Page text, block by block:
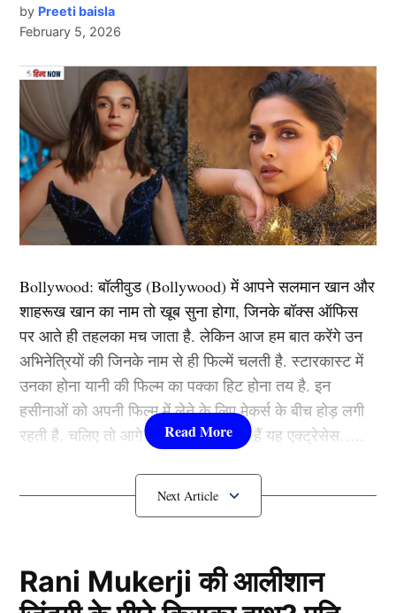
View this post on Instagram
A post shared by Jay Shetty (@jayshetty)
आलिया भट्ट (Alia Bhatt) अपने फैंस के साथ अपनी परेशानियों
से लेकर खुशियों तक को शेयर करती हैं। इस बार उन्होंने अपनी
Next Article
by Preeti baisla
February 5, 2026
Bollywood:बॉलीवुड (Bollywood)में आपने सलमान खान और
शाहरूख खान का नाम तो खूब सुना होगा, जिनके बॉक्स ऑफिस
पर आते ही तहलका मच जाता है. लेकिन आज हम बात करेंगे उन
अभिनेत्रियों की जिनके नाम से ही फिल्में चलती है. स्टारकास्ट में
उनका होना यानी की फिल्म का पक्का हिट होना तय है. इन
हसीनाओं को अपनी फिल्म में लेने के लिए मेकर्स के बीच होड़ लगी
रहती है. चलिए तो आगे जानते हैं कौन-कौन हैं यह एक्ट्रेसेस…..
कौन हैंBollywood की यह हसीनाएं?
Padukone)
Rani Mukerji की आलीशान